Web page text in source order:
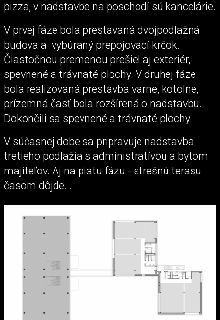
pizza, v nadstavbe na poschodí sú kancelárie.
V prvej fáze bola prestavaná dvojpodlažná
budova a vybúraný prepojovací krčok.
Čiastočnou premenou prešiel aj exteriér,
spevnené a trávnaté plochy. V druhej fáze
bola realizovaná prestavba varne, kotolne,
prízemná časť bola rozšírená o nadstavbu.
Dokončili sa spevnené a trávnaté plochy.
V súčasnej dobe sa pripravuje nadstavba
tretieho podlažia s administratívou a bytom
majiteľov. Aj na piatu fázu - strešnú terasu
časom dôjde...